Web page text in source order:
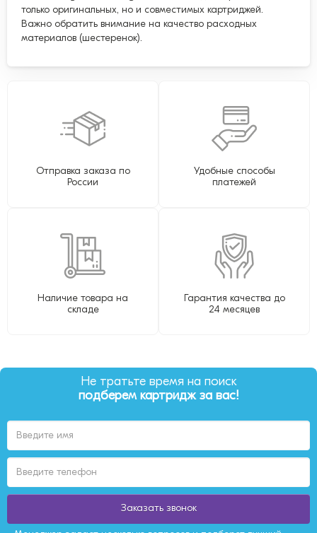
только оригинальных, но и совместимых картриджей.
Важно обратить внимание на качество расходных
материалов (шестеренок).
Отправка заказа по
России
Удобные способы
платежей
Наличие товара на
складе
Гарантия качества до
24 месяцев
Не тратьте время на поиск
подберем картридж за вас!
Заказать звонок